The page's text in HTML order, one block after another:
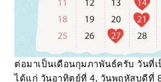
ต่อมาเป็นเดือนกุมภาพันธ์ครับ วันที่
ได้แก่ วันอาทิตย์ที่ 4, วันพฤหัสบดีที่